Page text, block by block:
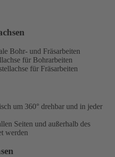
Bohr- und Fräsarbeiten
für Bohrarbeiten
für Fräsarbeiten
um 360° drehbar und in jeder
Seiten und außerhalb des
werden